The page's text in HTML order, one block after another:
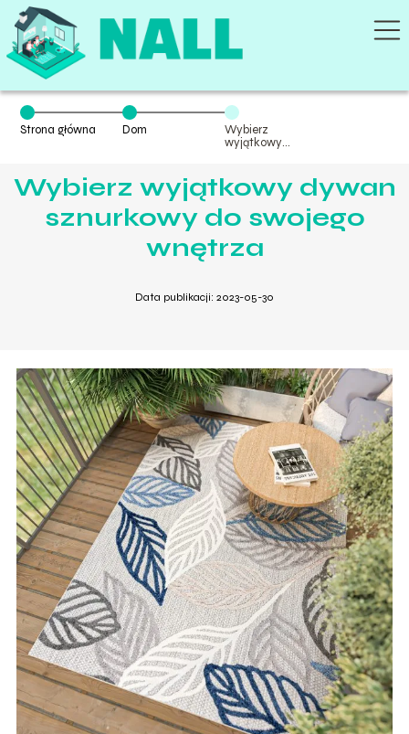
Strona główna Dom
Wybierz
wyjątkowy
swojego
wnętrza
Wybierz wyjątkowy dywan
sznurkowy do swojego
wnętrza
Data publikacji: 2023-05-30